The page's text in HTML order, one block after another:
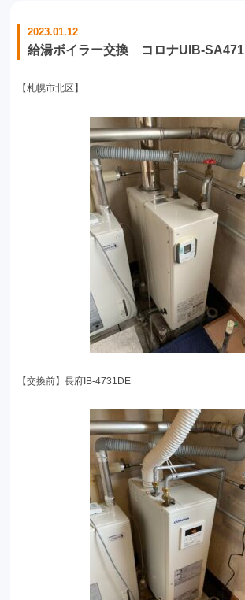
2023.01.12
給湯ボイラー交換 コロナUIB-SA471
【札幌市北区】
【交換前】長府IB-4731DE